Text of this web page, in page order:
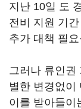
지난 10일 도
전비 지원 기
추가 대책 필
그러나 류인권
별한 변경없이
이를 받아들이